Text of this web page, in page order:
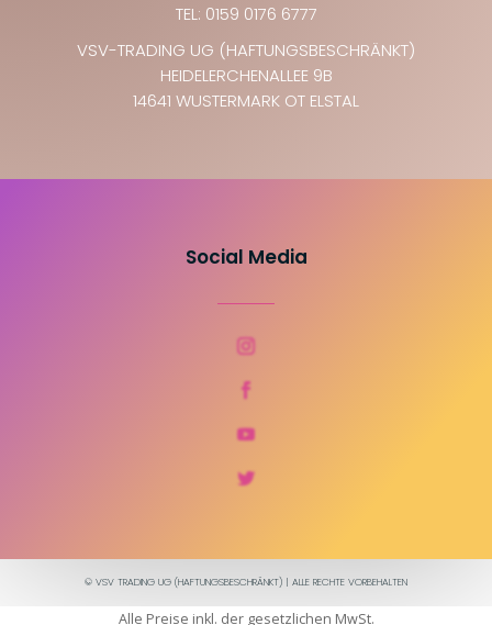
TEL: 0159 0176 6777
VSV-TRADING UG (HAFTUNGSBESCHRÄNKT)
HEIDELERCHENALLEE 9B
14641 WUSTERMARK OT ELSTAL
Social Media
© VSV TRADING UG (HAFTUNGSBESCHRÄNKT) | ALLE RECHTE VORBEHALTEN
Alle Preise inkl. der gesetzlichen MwSt.